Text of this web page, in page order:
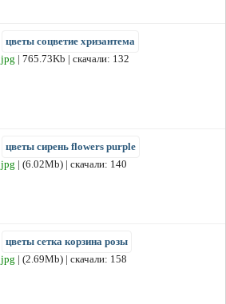
цветы соцветие хризантема
jpg | 765.73Kb | скачали: 132
цветы сирень flowers purple
jpg | (6.02Mb) | скачали: 140
цветы сетка корзина розы
jpg | (2.69Mb) | скачали: 158